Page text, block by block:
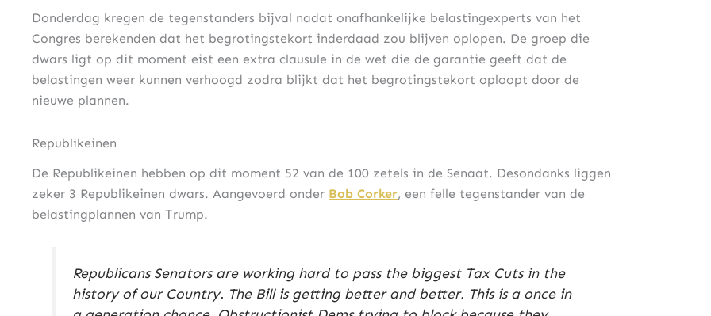
Donderdag kregen de tegenstanders bijval nadat onafhankelijke belastingexperts van het
Congres berekenden dat het begrotingstekort inderdaad zou blijven oplopen. De groep die
dwars ligt op dit moment eist een extra clausule in de wet die de garantie geeft dat de
belastingen weer kunnen verhoogd zodra blijkt dat het begrotingstekort oploopt door de
nieuwe plannen.
Republikeinen
De Republikeinen hebben op dit moment 52 van de 100 zetels in de Senaat. Desondanks liggen
zeker 3 Republikeinen dwars. Aangevoerd onder Bob Corker, een felle tegenstander van de
belastingplannen van Trump.
Republicans Senators are working hard to pass the biggest Tax Cuts in the
history of our Country. The Bill is getting better and better. This is a once in